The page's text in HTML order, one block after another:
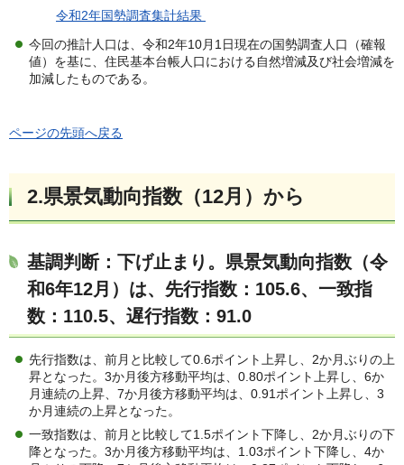
令和2年国勢調査集計結果
今回の推計人口は、令和2年10月1日現在の国勢調査人口（確報
値）を基に、住民基本台帳人口における自然増減及び社会増減を
加減したものである。
ページの先頭へ戻る
2.県景気動向指数（12月） から
基調判断：下げ止まり 。 県景気動向指数（令
和6年12月）は、先行指数：105.6、一致指
数：110.5、遅行指数：91.0
先行指数は、前月と比較して0.6ポイント上昇し、2か月ぶりの上
昇となった。3か月後方移動平均は、0.80ポイント上昇し、6か
月連続の上昇、7か月後方移動平均は、0.91ポイント上昇し、3
か月連続の上昇となった。
一致指数は、前月と比較して1.5ポイント下降し、2か月ぶりの下
降となった。3か月後方移動平均は、1.03ポイント下降し、4か